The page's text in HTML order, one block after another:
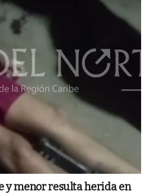
y menor resulta herida en